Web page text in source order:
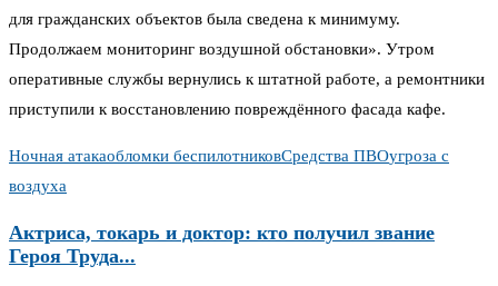
для гражданских объектов была сведена к минимуму.
Продолжаем мониторинг воздушной обстановки». Утром
оперативные службы вернулись к штатной работе, а ремонтники
приступили к восстановлению повреждённого фасада кафе.
Ночная атакаобломки беспилотниковСредства ПВОугроза с
воздуха
Актриса, токарь и доктор: кто получил звание
Героя Труда...